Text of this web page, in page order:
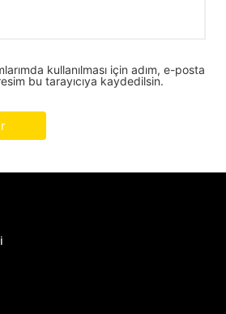
kullanılması için adım, e-posta
bu tarayıcıya kaydedilsin.